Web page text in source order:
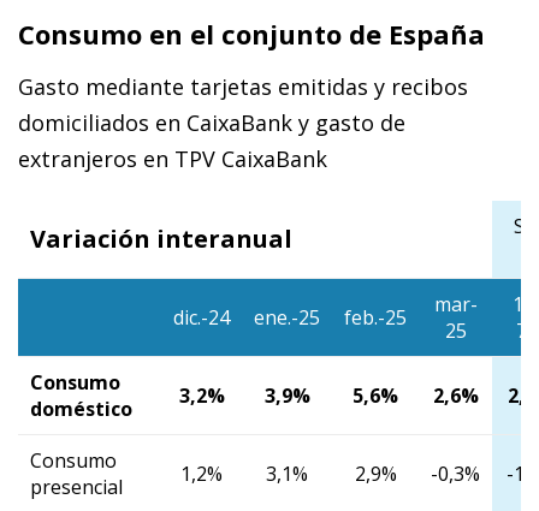
Consumo en el conjunto de España
Gasto mediante tarjetas emitidas y recibos
domiciliados en CaixaBank y gasto de
extranjeros en TPV CaixaBank
Variación interanual
dic.-24 ene.-25 feb.-25
mar-
25
1/
7/
Consumo
doméstico
3,2% 3,9% 5,6% 2,6%
Consumo
presencial
1,2% 3,1% 2,9% -0,3% -